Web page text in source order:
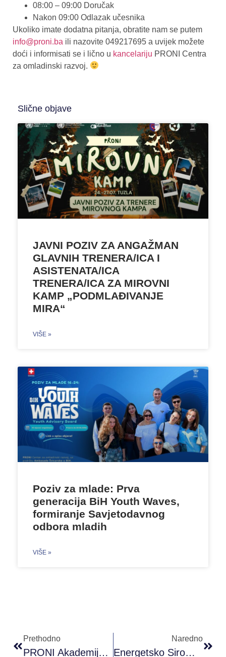
08:00 – 09:00 Doručak
Nakon 09:00 Odlazak učesnika
Ukoliko imate dodatna pitanja, obratite nam se putem
info@proni.ba ili nazovite 049217695 a uvijek možete
doći i informisati se i lično u kancelariju PRONI Centra
za omladinski razvoj.
Slične objave
JAVNI POZIV ZA ANGAŽMAN
GLAVNIH TRENERA/ICA I
ASISTENATA/ICA
TRENERA/ICA ZA MIROVNI
KAMP „PODMLAĐIVANJE
MIRA“
VIŠE »
Poziv za mlade: Prva
generacija BiH Youth Waves,
formiranje Savjetodavnog
odbora mladih
VIŠE »
Prethodno
PRONI Akademija Omladinskog Rada©
Naredno
Energetsko Siromaštvo U BiH